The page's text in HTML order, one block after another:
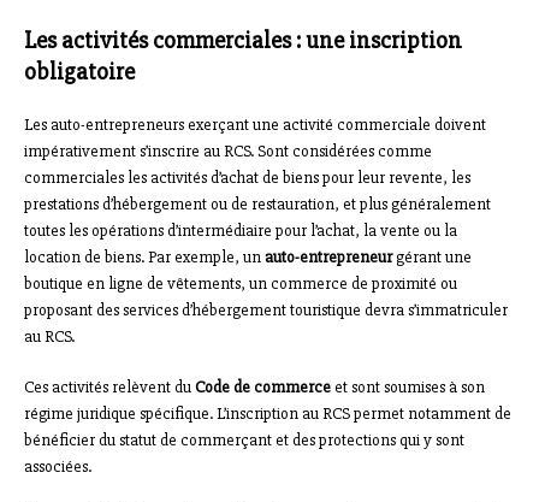
Les activités commerciales : une inscription
obligatoire
Les auto-entrepreneurs exerçant une activité commerciale doivent
impérativement s’inscrire au RCS. Sont considérées comme
commerciales les activités d’achat de biens pour leur revente, les
prestations d’hébergement ou de restauration, et plus généralement
toutes les opérations d’intermédiaire pour l’achat, la vente ou la
location de biens. Par exemple, unauto-entrepreneurgérant une
boutique en ligne de vêtements, un commerce de proximité ou
proposant des services d’hébergement touristique devra s’immatriculer
au RCS.
Ces activités relèvent duCode de commerceet sont soumises à son
régime juridique spécifique. L’inscription au RCS permet notamment de
bénéficier du statut de commerçant et des protections qui y sont
associées.